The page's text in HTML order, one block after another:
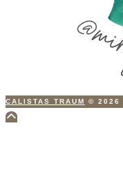
CALISTAS TRAUM © 2026
Scroll